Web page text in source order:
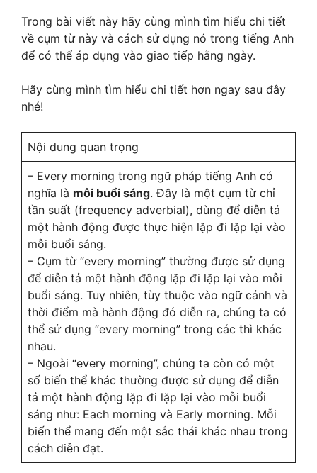
Trong bài viết này hãy cùng mình tìm hiểu chi tiết
về cụm từ này và cách sử dụng nó trong tiếng Anh
để có thể áp dụng vào giao tiếp hằng ngày.
Hãy cùng mình tìm hiểu chi tiết hơn ngay sau đây
nhé!
Nội dung quan trọng
– Every morning trong ngữ pháp tiếng Anh có
nghĩa là mỗi buổi sáng. Đây là một cụm từ chỉ
tần suất (frequency adverbial), dùng để diễn tả
một hành động được thực hiện lặp đi lặp lại vào
mỗi buổi sáng.
– Cụm từ “every morning” thường được sử dụng
để diễn tả một hành động lặp đi lặp lại vào mỗi
buổi sáng. Tuy nhiên, tùy thuộc vào ngữ cảnh và
thời điểm mà hành động đó diễn ra, chúng ta có
thể sử dụng “every morning” trong các thì khác
nhau.
– Ngoài “every morning”, chúng ta còn có một
số biến thể khác thường được sử dụng để diễn
tả một hành động lặp đi lặp lại vào mỗi buổi
sáng như: Each morning và Early morning. Mỗi
biến thể mang đến một sắc thái khác nhau trong
cách diễn đạt.